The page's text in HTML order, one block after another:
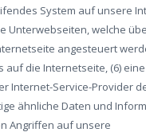
System auf unsere
Unterwebseiten, welche
angesteuert
die Internetseite, (6)
Internet-Service-Provider
ähnliche Daten und
Angriffen auf unsere